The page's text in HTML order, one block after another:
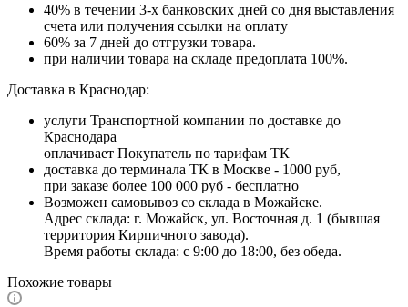
40% в течении 3-х банковских дней со дня выставления
счета или получения ссылки на оплату
60% за 7 дней до отгрузки товара.
при наличии товара на складе предоплата 100%.
Доставка в Краснодар:
услуги Транспортной компании по доставке до
Краснодара
оплачивает Покупатель по тарифам ТК
доставка до терминала ТК в Москве - 1000 руб,
при заказе более 100 000 руб - бесплатно
Возможен самовывоз со склада в Можайске.
Адрес склада: г. Можайск, ул. Восточная д. 1 (бывшая
территория Кирпичного завода).
Время работы склада: с 9:00 до 18:00, без обеда.
Похожие товары